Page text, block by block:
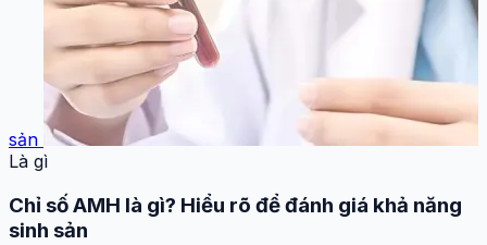
sản
Là gì
Chỉ số AMH là gì? Hiểu rõ để đánh giá khả năng
sinh sản